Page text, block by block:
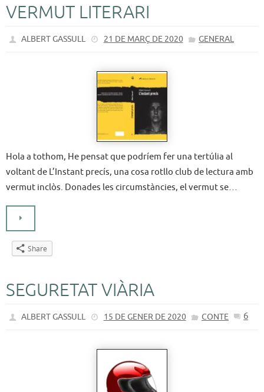
VERMUT LITERARI
ALBERT GASSULL 21 DE MARÇ DE 2020 GENERAL
Hola a tothom, He pensat que podríem fer una tertúlia al
voltant de L’Instant precís, una cosa rotllo club de lectura amb
vermut inclòs. Donades les circumstàncies, el vermut se…
Share
SEGURETAT VIÀRIA
ALBERT GASSULL 15 DE GENER DE 2020 CONTE 6